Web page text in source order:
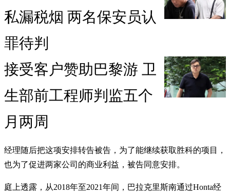
私漏税烟 两名保安员认
罪待判
接受客户赞助巴黎游 卫
生部前工程师判监五个
月两周
经理随后把这项安排转告被告，为了能继续获取胜科的项目，
也为了促进两家公司的商业利益，被告同意安排。
庭上透露，从2018年至2021年间，巴拉克里斯南通过Honta经